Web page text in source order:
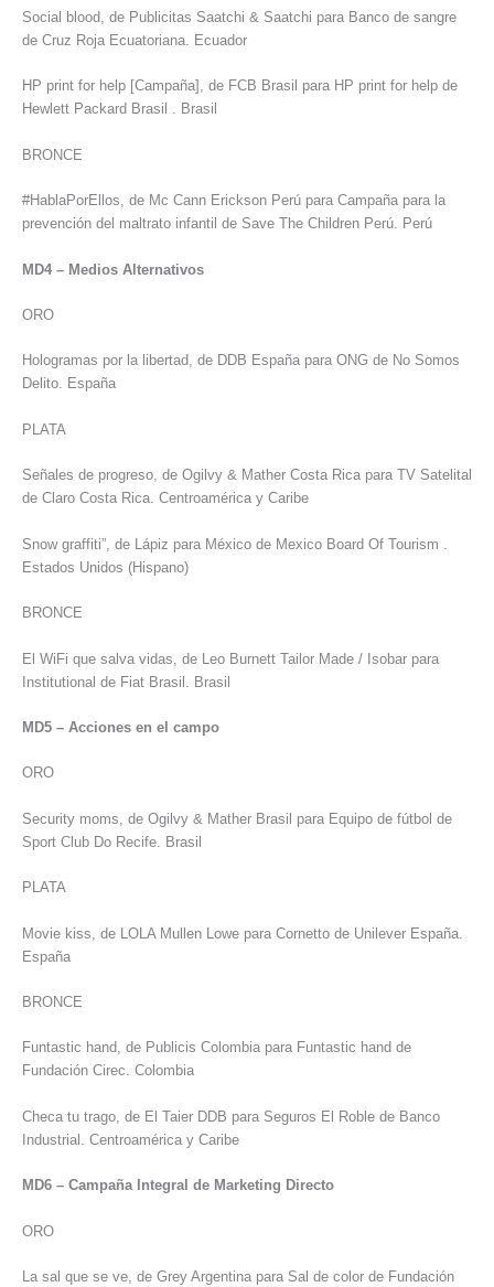
Social blood, de Publicitas Saatchi & Saatchi para Banco de sangre
de Cruz Roja Ecuatoriana. Ecuador
HP print for help [Campaña], de FCB Brasil para HP print for help de
Hewlett Packard Brasil . Brasil
BRONCE
#HablaPorEllos, de Mc Cann Erickson Perú para Campaña para la
prevención del maltrato infantil de Save The Children Perú. Perú
MD4 – Medios Alternativos
ORO
Hologramas por la libertad, de DDB España para ONG de No Somos
Delito. España
PLATA
Señales de progreso, de Ogilvy & Mather Costa Rica para TV Satelital
de Claro Costa Rica. Centroamérica y Caribe
Snow graffiti”, de Lápiz para México de Mexico Board Of Tourism .
Estados Unidos (Hispano)
BRONCE
El WiFi que salva vidas, de Leo Burnett Tailor Made / Isobar para
Institutional de Fiat Brasil. Brasil
MD5 – Acciones en el campo
ORO
Security moms, de Ogilvy & Mather Brasil para Equipo de fútbol de
Sport Club Do Recife. Brasil
PLATA
Movie kiss, de LOLA Mullen Lowe para Cornetto de Unilever España.
España
BRONCE
Funtastic hand, de Publicis Colombia para Funtastic hand de
Fundación Cirec. Colombia
Checa tu trago, de El Taier DDB para Seguros El Roble de Banco
Industrial. Centroamérica y Caribe
MD6 – Campaña Integral de Marketing Directo
ORO
La sal que se ve, de Grey Argentina para Sal de color de Fundación